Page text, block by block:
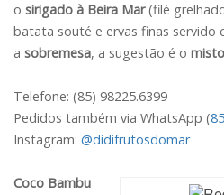
o sirigado à Beira Mar(filé
batata souté e ervas finas servido
a sobremesa, a sugestão é o
Telefone: (85) 98225.6399
Pedidos também via WhatsApp (
Instagram: @didifrutosdomar
Coco Bambu